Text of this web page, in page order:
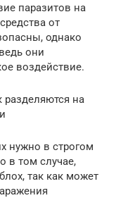
паразитов на
от
однако
они
воздействие.
разделяются на
нужно в строгом
в том случае,
так как может